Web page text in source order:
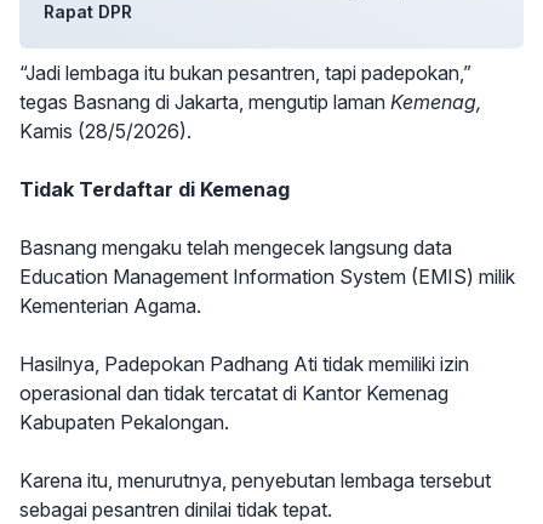
Rapat DPR
“Jadi lembaga itu bukan pesantren, tapi padepokan,”
tegas Basnang di Jakarta, mengutip laman Kemenag,
Kamis (28/5/2026).
Tidak Terdaftar di Kemenag
Basnang mengaku telah mengecek langsung data
Education Management Information System (EMIS) milik
Kementerian Agama.
Hasilnya, Padepokan Padhang Ati tidak memiliki izin
operasional dan tidak tercatat di Kantor Kemenag
Kabupaten Pekalongan.
Karena itu, menurutnya, penyebutan lembaga tersebut
sebagai pesantren dinilai tidak tepat.